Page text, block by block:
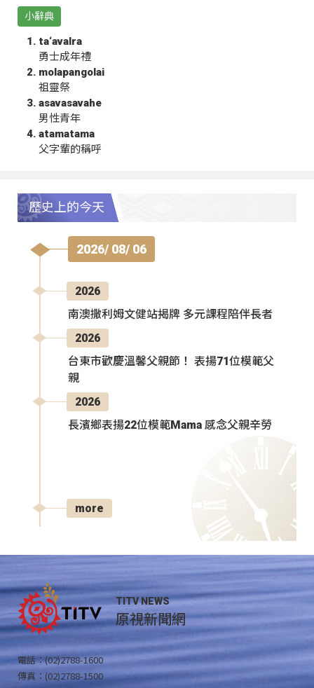
小辭典
ta‘avalra
勇士成年禮
molapangolai
祖靈祭
asavasavahe
男性青年
atamatama
父字輩的稱呼
歷史上的今天
2026/ 08/ 06
2026
南澳撒利姆文健站揭牌 多元課程陪伴長者
2026
台東市歡慶溫馨父親節！ 表揚71位模範父
親
2026
長濱鄉表揚22位模範Mama 感念父親辛勞
more
TITV NEWS
原視新聞網
電話：(02)2788-1600
傳真：(02)2788-1500